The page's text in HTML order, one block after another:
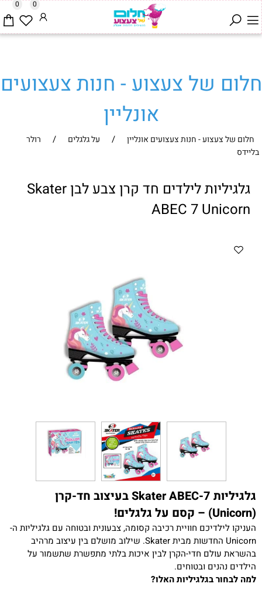
0 0
חלום של צעצוע - חנות צעצועים
אונליין
חלום של צעצוע - חנות צעצועים אונליין / על גלגלים /
רולר
בליידס
גלגיליות לילדים חד קרן צבע לבן Skater
ABEC 7 Unicorn
גלגיליות Skater ABEC-7 בעיצוב חד-קרן
(Unicorn) – קסם על גלגלים!
העניקו לילדיכם חוויית רכיבה קסומה, צבעונית ובטוחה עם גלגיליות ה-
Unicorn החדשות מבית Skater. שילוב מושלם בין עיצוב מרהיב
בהשראת עולם חדי-הקרן לבין איכות בלתי מתפשרת שתשמור על
הילדים נהנים ובטוחים.
למה לבחור בגלגיליות האלו?